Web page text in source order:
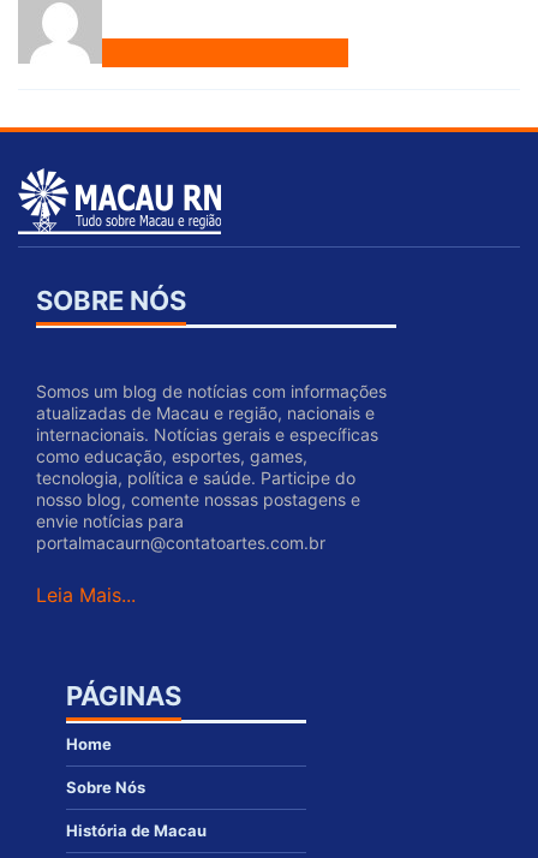
SOBRE NÓS
Somos um blog de notícias com informações
atualizadas de Macau e região, nacionais e
internacionais. Notícias gerais e específicas
como educação, esportes, games,
tecnologia, política e saúde. Participe do
nosso blog, comente nossas postagens e
envie notícias para
portalmacaurn@contatoartes.com.br
Leia Mais...
PÁGINAS
Home
Sobre Nós
História de Macau